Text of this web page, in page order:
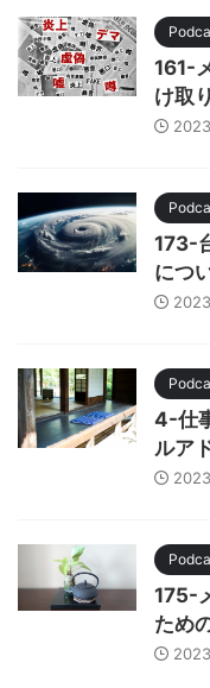
161-
け取
173-
につ
4-仕
ルア
175-
ため